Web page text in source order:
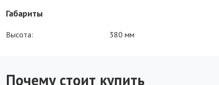
Габариты
Высота: 380 мм
Почему стоит купить